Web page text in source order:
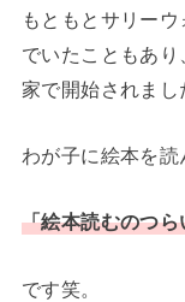
もともとサリー
でいたこともあ
家で開始されまし
わが子に絵本を読
「絵本読むのつら
です笑。